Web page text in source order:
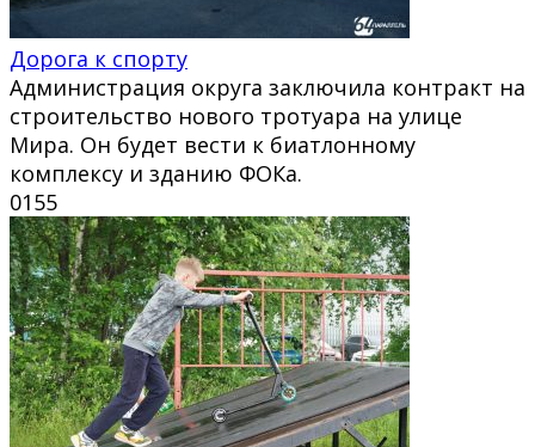
Дорога к спорту
Администрация округа заключила контракт на
строительство нового тротуара на улице
Мира. Он будет вести к биатлонному
комплексу и зданию ФОКа.
0155